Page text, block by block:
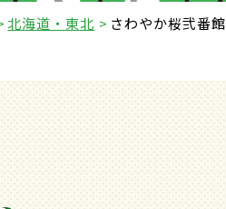
北海道・東北 さわやか桜弐番館